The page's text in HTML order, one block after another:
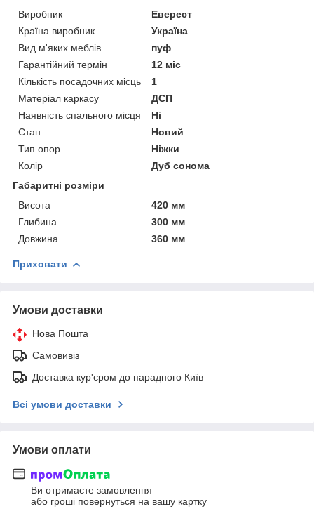
Виробник
Еверест
Країна виробник
Україна
Вид м'яких меблів
пуф
Гарантійний термін
12 міс
Кількість посадочних місць
1
Матеріал каркасу
ДСП
Наявність спального місця
Ні
Стан
Новий
Тип опор
Ніжки
Колір
Дуб сонома
Габаритні розміри
Висота
420 мм
Глибина
300 мм
Довжина
360 мм
Приховати
Умови доставки
Нова Пошта
Самовивіз
Доставка кур'єром до парадного Київ
Всі умови доставки
Умови оплати
Ви отримаєте замовлення
або гроші повернуться на вашу картку